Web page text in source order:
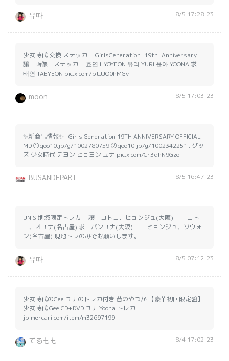
유따 8/5 17:28:23
少女時代 交換 ステッカー GirlsGeneration_19th_Anniversary
譲 画像 ステッカー 효연 HYOYEON 유리 YURI 윤아 YOONA 求
태연 TAEYEON pic.x.com/btJJO0hMGv
moon 8/5 17:03:23
✨新商品情報✨ . Girls Generation 19TH ANNIVERSARY OFFICIAL
MD ①qoo10.jp/g/1002780759 ②qoo10.jp/g/1002342251 . グッ
ズ 少女時代 テヨン ヒョヨン ユナ pic.x.com/Cr3qhN9Gzo
BUSANDEPART 8/5 16:47:23
UNIS 地域限定トレカ 譲 コトコ、ヒョンジュ(大阪) コト
コ、オユナ(名古屋) 求 パンユナ(大阪) ヒョンジュ、ソウォ
ン(名古屋) 現地トレのみでお願いします。
유따 8/5 07:12:23
少女時代のGee ユナのトレカ付き 昔のやつか 【豪華初回限定盤】
少女時代 Gee CD+DVD ユナ Yoona トレカ
jp.mercari.com/item/m32697199…
てるもも 8/4 17:02:23